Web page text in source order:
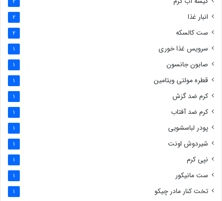
انبار غذا 2
ست کالسکه 2
سرویس غذا خوری 1
صابون جانسون 1
قطره مولتی ویتامین 1
کرم ضد گزش 1
کرم ضد آفتاب 1
پودر لباسشویی 1
شیردوش اونت 1
نپی کرم 1
ست مانیکور 1
تخت کنار مادر چیکو 1